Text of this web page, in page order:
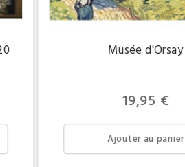
Musée d'Orsay
Prix
19,95 €
Ajouter au panier